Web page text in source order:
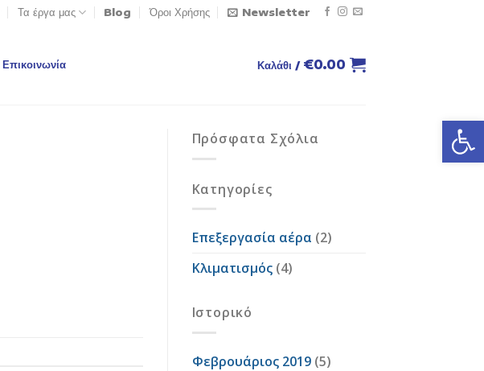
Τα έργα μας Blog Όροι Χρήσης Newsletter
Επικοινωνία Καλάθι / €0.00
Πρόσφατα Σχόλια
Kατηγορίες
Επεξεργασία αέρα (2)
Κλιματισμός(4)
Ιστορικό
Φεβρουάριος 2019(5)